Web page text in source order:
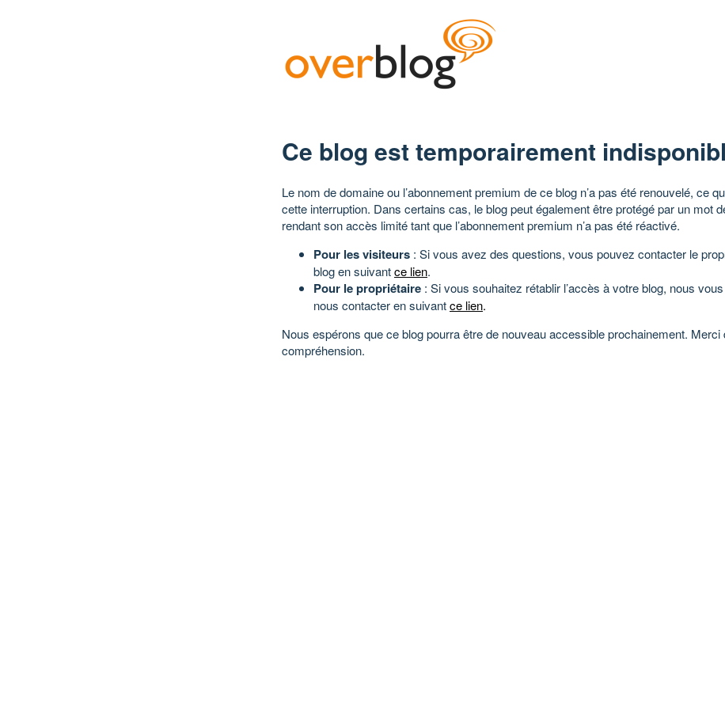
Ce blog est temporairement
Le nom de domaine ou l’abonnement premium de ce blog n’a pas été renouvelé, ce
cette interruption. Dans certains cas, le blog peut également être protégé par un mot
rendant son accès limité tant que l’abonnement premium n’a pas été réactivé.
Pour les visiteurs : Si vous avez des questions, vous pouvez contacter le
blog en suivantce lien.
Pour le propriétaire : Si vous souhaitez rétablir l’accès à votre blog, nous
nous contacter en suivantce lien.
Nous espérons que ce blog pourra être de nouveau accessible prochainement. Merci
compréhension.